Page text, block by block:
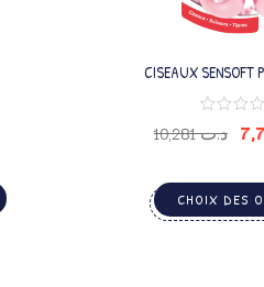
CISEAUX
د.ت10,281
CHOIX DES